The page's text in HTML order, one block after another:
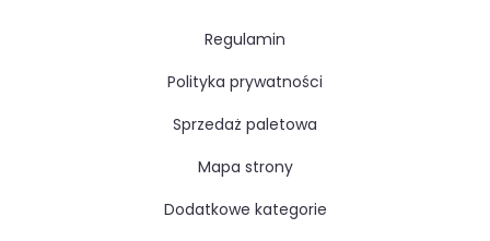
regulamin
polityka prywatności
sprzedaż paletowa
mapa strony
dodatkowe kategorie